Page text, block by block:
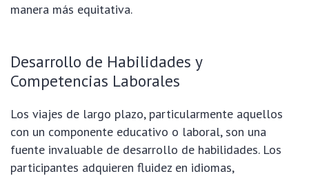
manera más equitativa.
Desarrollo de Habilidades y
Competencias Laborales
Los viajes de largo plazo, particularmente aquellos
con un componente educativo o laboral, son una
fuente invaluable de desarrollo de habilidades. Los
participantes adquieren fluidez en idiomas,